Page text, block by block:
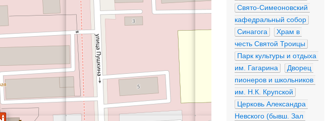
Свято-Симеоновский
кафедральный собор
Синагога
Храм в
честь Святой Троицы
Парк культуры и отдыха
им. Гагарина
Дворец
пионеров и школьников
им. Н.К. Крупской
Церковь Александра
Невского (бывш. Зал